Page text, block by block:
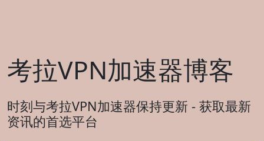
考拉VPN加速器博客
时刻与考拉VPN加速器保持更新 - 获取最新
资讯的首选平台